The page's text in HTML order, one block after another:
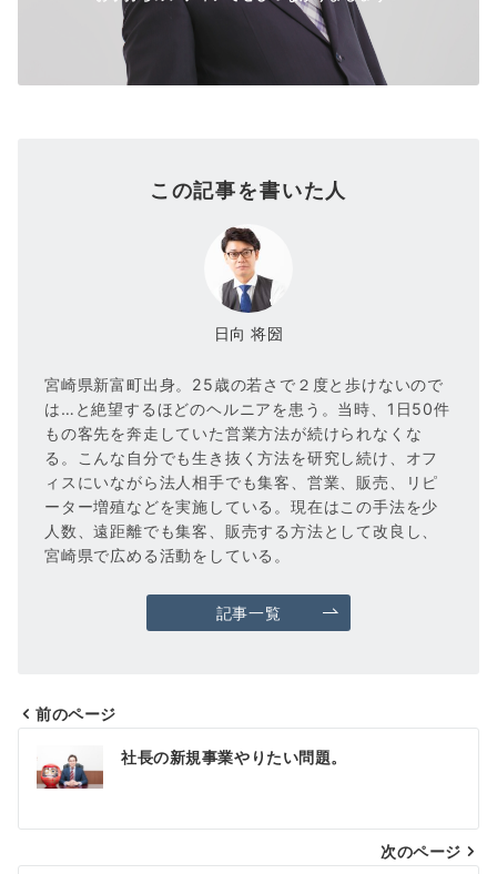
この記事を書いた人
日向 将圀
宮崎県新富町出身。25歳の若さで２度と歩けないので
は…と絶望するほどのヘルニアを患う。当時、1日50件
もの客先を奔走していた営業方法が続けられなくな
る。こんな自分でも生き抜く方法を研究し続け、オフ
ィスにいながら法人相手でも集客、営業、販売、リピ
ーター増殖などを実施している。現在はこの手法を少
人数、遠距離でも集客、販売する方法として改良し、
宮崎県で広める活動をしている。
記事一覧
稿
ビ
前のページ
社長の新規事業やりたい問題。
次のページ